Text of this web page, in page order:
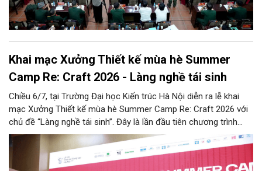
Khai mạc Xưởng Thiết kế mùa hè Summer
Camp Re: Craft 2026 - Làng nghề tái sinh
Chiều 6/7, tại Trường Đại học Kiến trúc Hà Nội diễn ra lễ khai
mạc Xưởng Thiết kế mùa hè Summer Camp Re: Craft 2026 với
chủ đề “Làng nghề tái sinh”. Đây là lần đầu tiên chương trình
được tổ chức tại khu vực phía Bắc, tiếp nối thành công của bốn
mùa tổ chức trước đó (2022 - 2025) tại khu vực phía Nam.